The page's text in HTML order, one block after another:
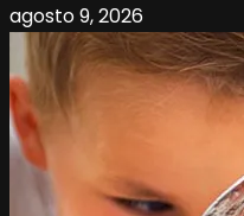
agosto 9, 2026